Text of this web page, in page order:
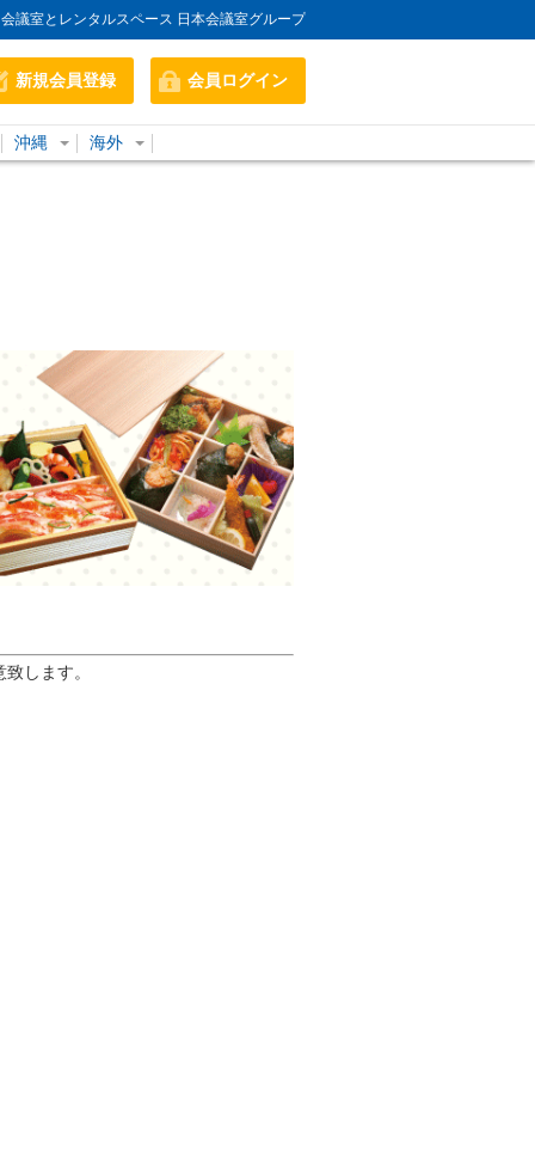
議室とレンタルスペース 日本会議室グループ
新規会員登録 会員ログイン
沖縄 海外
します。